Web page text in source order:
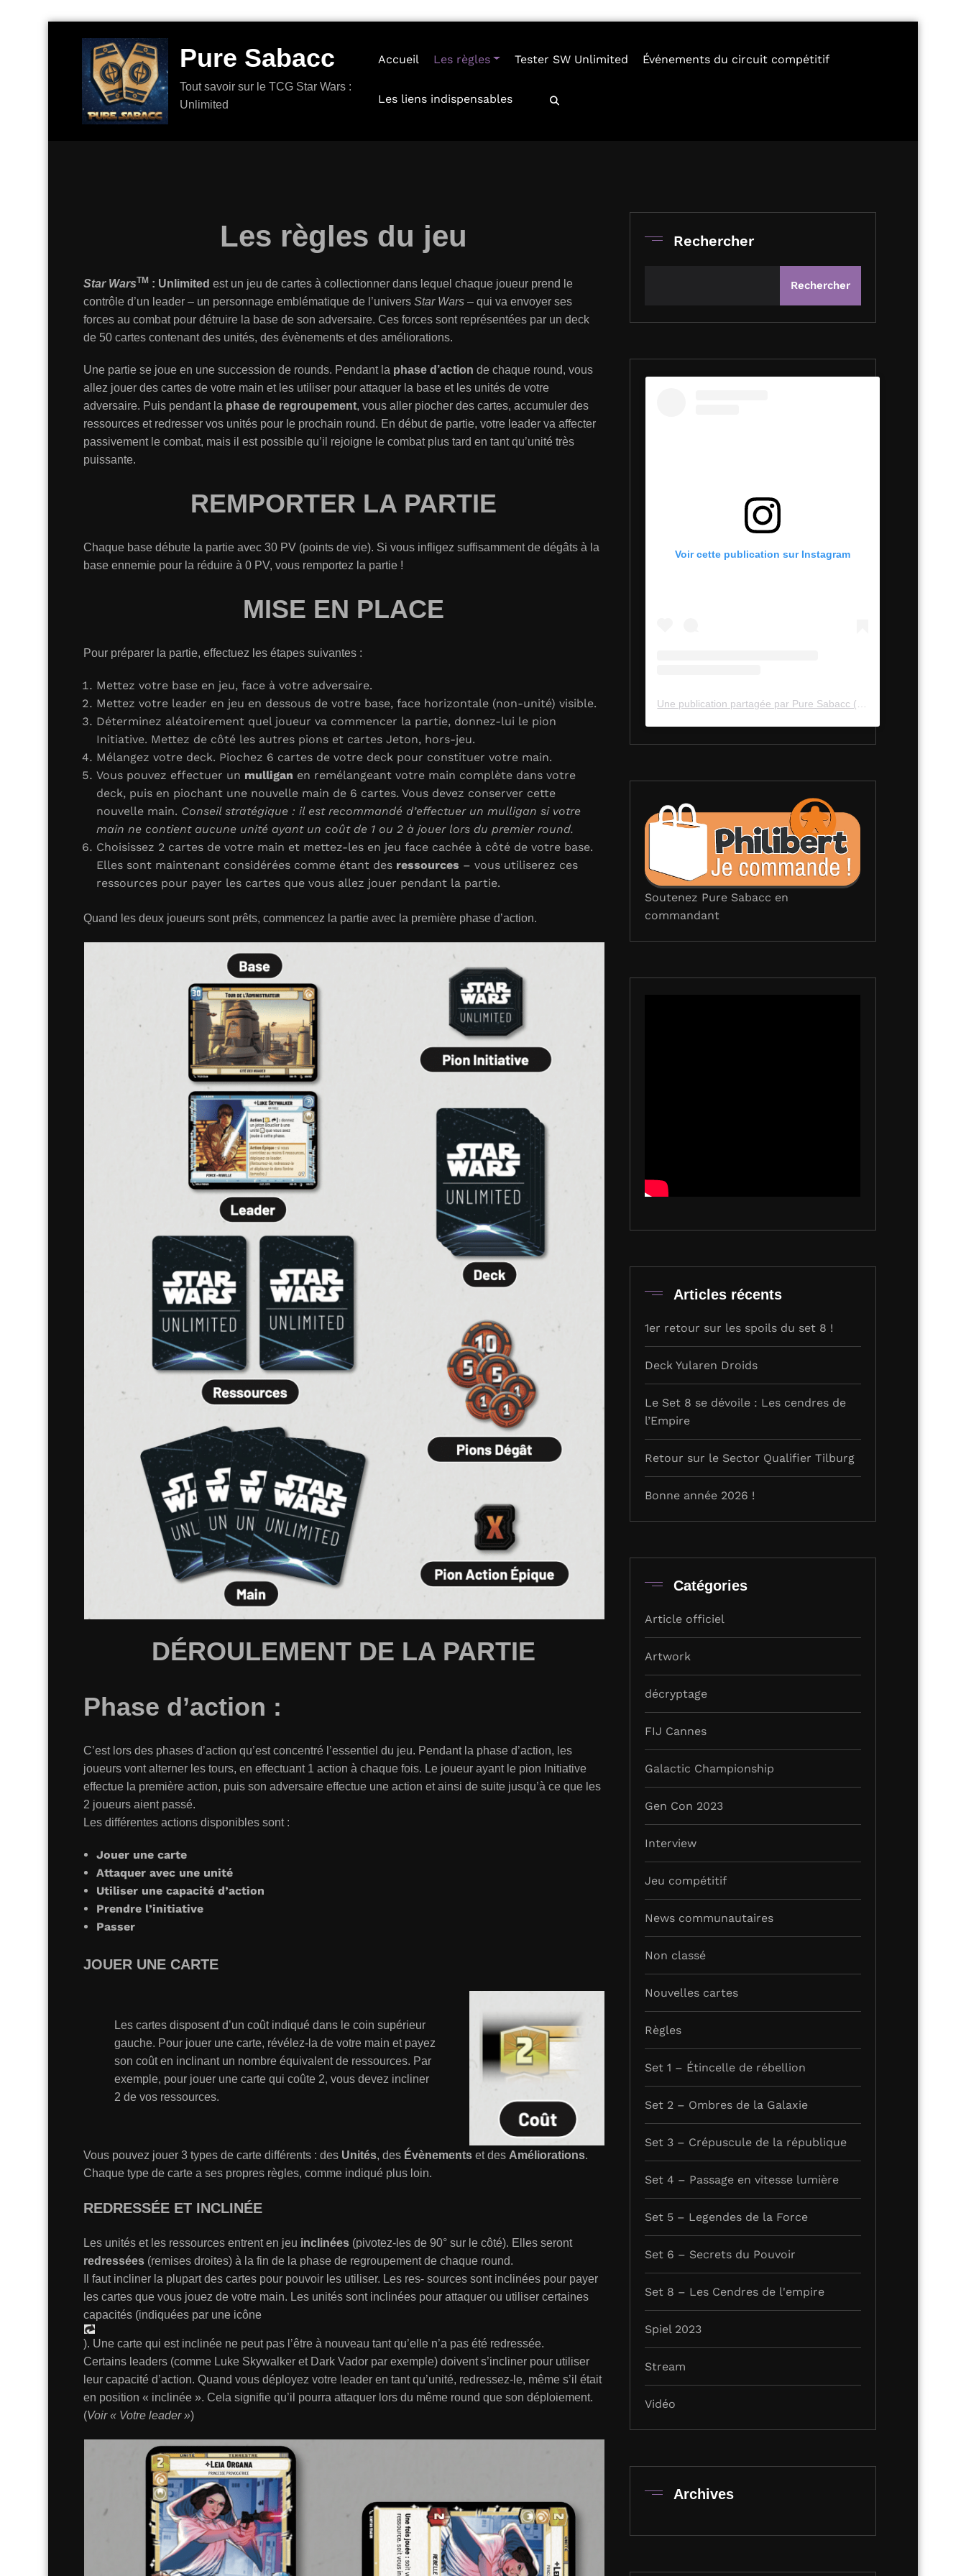
contenu
Pure Sabacc
Tout savoir sur le TCG Star Wars :
Unlimited
Accueil Les règles Tester SW Unlimited Événements du circuit compétitif
Les liens indispensables
Les règles du jeu
Star WarsTM : Unlimited est un jeu de cartes à collectionner dans lequel chaque joueur prend le
contrôle d’un leader – un personnage emblématique de l’univers Star Wars – qui va envoyer ses
forces au combat pour détruire la base de son adversaire. Ces forces sont représentées par un deck
de 50 cartes contenant des unités, des évènements et des améliorations.
Une partie se joue en une succession de rounds. Pendant la phase d’action de chaque round, vous
allez jouer des cartes de votre main et les utiliser pour attaquer la base et les unités de votre
adversaire. Puis pendant la phase de regroupement, vous aller piocher des cartes, accumuler des
ressources et redresser vos unités pour le prochain round. En début de partie, votre leader va affecter
passivement le combat, mais il est possible qu’il rejoigne le combat plus tard en tant qu’unité très
puissante.
REMPORTER LA PARTIE
Chaque base débute la partie avec 30 PV (points de vie). Si vous infligez suffisamment de dégâts à la
base ennemie pour la réduire à 0 PV, vous remportez la partie !
MISE EN PLACE
Pour préparer la partie, effectuez les étapes suivantes :
Mettez votre base en jeu, face à votre adversaire.
Mettez votre leader en jeu en dessous de votre base, face horizontale (non-unité) visible.
Déterminez aléatoirement quel joueur va commencer la partie, donnez-lui le pion
Initiative. Mettez de côté les autres pions et cartes Jeton, hors-jeu.
Mélangez votre deck. Piochez 6 cartes de votre deck pour constituer votre main.
Vous pouvez effectuer un mulligan en remélangeant votre main complète dans votre
deck, puis en piochant une nouvelle main de 6 cartes. Vous devez conserver cette
nouvelle main. Conseil stratégique : il est recommandé d’effectuer un mulligan si votre
main ne contient aucune unité ayant un coût de 1 ou 2 à jouer lors du premier round.
Choisissez 2 cartes de votre main et mettez-les en jeu face cachée à côté de votre base.
Elles sont maintenant considérées comme étant des ressources – vous utiliserez ces
ressources pour payer les cartes que vous allez jouer pendant la partie.
Quand les deux joueurs sont prêts, commencez la partie avec la première phase d’action.
DÉROULEMENT DE LA PARTIE
Phase d’action :
C’est lors des phases d’action qu’est concentré l’essentiel du jeu. Pendant la phase d’action, les
joueurs vont alterner les tours, en effectuant 1 action à chaque fois. Le joueur ayant le pion Initiative
effectue la première action, puis son adversaire effectue une action et ainsi de suite jusqu’à ce que les
2 joueurs aient passé.
Les différentes actions disponibles sont :
Jouer une carte
Attaquer avec une unité
Utiliser une capacité d’action
Prendre l’initiative
Passer
JOUER UNE CARTE
Les cartes disposent d’un coût indiqué dans le coin supérieur
gauche. Pour jouer une carte, révélez-la de votre main et payez
son coût en inclinant un nombre équivalent de ressources. Par
exemple, pour jouer une carte qui coûte 2, vous devez incliner
2 de vos ressources.
Vous pouvez jouer 3 types de carte différents : des Unités, des Évènements et des Améliorations.
Chaque type de carte a ses propres règles, comme indiqué plus loin.
REDRESSÉE ET INCLINÉE
Les unités et les ressources entrent en jeu inclinées (pivotez-les de 90° sur le côté). Elles seront
redressées (remises droites) à la fin de la phase de regroupement de chaque round.
Il faut incliner la plupart des cartes pour pouvoir les utiliser. Les res- sources sont inclinées pour payer
les cartes que vous jouez de votre main. Les unités sont inclinées pour attaquer ou utiliser certaines
capacités (indiquées par une icône
). Une carte qui est inclinée ne peut pas l’être à nouveau tant qu’elle n’a pas été redressée.
Certains leaders (comme Luke Skywalker et Dark Vador par exemple) doivent s’incliner pour utiliser
leur capacité d’action. Quand vous déployez votre leader en tant qu’unité, redressez-le, même s’il était
en position « inclinée ». Cela signifie qu’il pourra attaquer lors du même round que son déploiement.
(Voir « Votre leader »)
Rechercher
Rechercher
Voir cette publication sur Instagram
Soutenez Pure Sabacc en
commandant
Articles récents
1er retour sur les spoils du set 8 !
Deck Yularen Droids
Le Set 8 se dévoile : Les cendres de
l’Empire
Retour sur le Sector Qualifier Tilburg
Bonne année 2026 !
Catégories
Article officiel
Artwork
décryptage
FIJ Cannes
Galactic Championship
Gen Con 2023
Interview
Jeu compétitif
News communautaires
Non classé
Nouvelles cartes
Règles
Set 1 – Étincelle de rébellion
Set 2 – Ombres de la Galaxie
Set 3 – Crépuscule de la république
Set 4 – Passage en vitesse lumière
Set 5 – Legendes de la Force
Set 6 – Secrets du Pouvoir
Set 8 – Les Cendres de l'empire
Spiel 2023
Stream
Vidéo
Archives